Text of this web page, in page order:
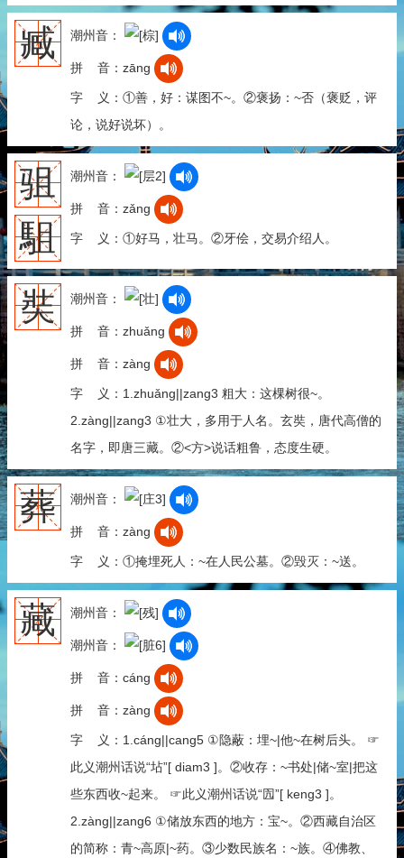
臧 潮州音：
拼 音：zāng
字 义：①善，好：谋图不~。②褒扬：~否（褒贬，评
论，说好说坏）。
驵
駔
潮州音：
拼 音：zǎng
字 义：①好马，壮马。②牙侩，交易介绍人。
奘 潮州音：
拼 音：zhuǎng
拼 音：zàng
字 义：1.zhuǎng||zang3 粗大：这棵树很~。
2.zàng||zang3 ①壮大，多用于人名。玄奘，唐代高僧的
名字，即唐三藏。②<方>说话粗鲁，态度生硬。
葬 潮州音：
拼 音：zàng
字 义：①掩埋死人：~在人民公墓。②毁灭：~送。
藏 潮州音：
潮州音：
拼 音：cáng
拼 音：zàng
字 义：1.cáng||cang5 ①隐蔽：埋~|他~在树后头。 ☞
此义潮州话说“坫”[ diam3 ]。②收存：~书处|储~室|把这
些东西收~起来。 ☞此义潮州话说“囥”[ keng3 ]。
2.zàng||zang6 ①储放东西的地方：宝~。②西藏自治区
的简称：青~高原|~药。③少数民族名：~族。④佛教、